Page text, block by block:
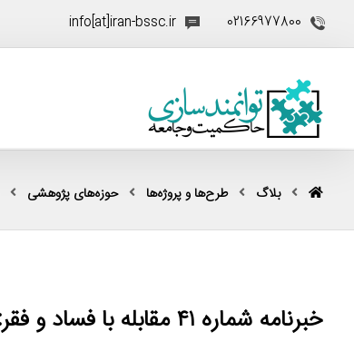
02166977800
info[at]iran-bssc.ir
بلاگ طرح‌ها و پروژه‌ها حوزه‌های پژوهشی
خبرنامه شماره ۴۱ مقابله با فساد و فقر: جنبش یا ناجنبش تهیدستان